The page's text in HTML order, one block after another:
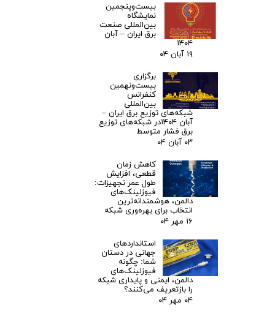
بیست‌وپنجمین
نمایشگاه
بین‌المللی صنعت
برق ایران – آبان
۱۴۰۴
۱۹ آبان ۰۴
برگزاری
بیست‌ونهمین
کنفرانس
بین‌المللی
شبکه‌های توزیع برق ایران –
آبان ۱۴۰۴در شبکه‌های توزیع
برق فشار متوسط
۰۳ آبان ۰۴
کاهش زمان
قطعی، افزایش
طول عمر تجهیزات:
فیوزلینک‌های
دالمن، هوشمندانه‌ترین
انتخاب برای بهره‌وری شبکه
۱۶ مهر ۰۴
استانداردهای
جهانی در دستان
شما: چگونه
فیوزلینک‌های
دالمن، ایمنی و پایداری شبکه
را بازتعریف می‌کنند؟
۰۴ مهر ۰۴